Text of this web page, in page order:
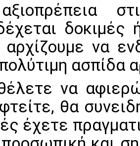
να
ασπίδα
να
θα
έχετε